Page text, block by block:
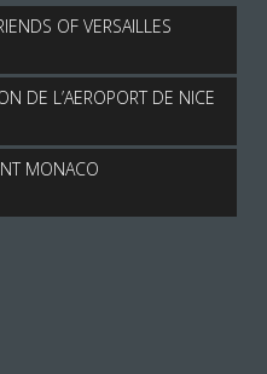
OF VERSAILLES
DE L’AEROPORT DE NICE
MONACO